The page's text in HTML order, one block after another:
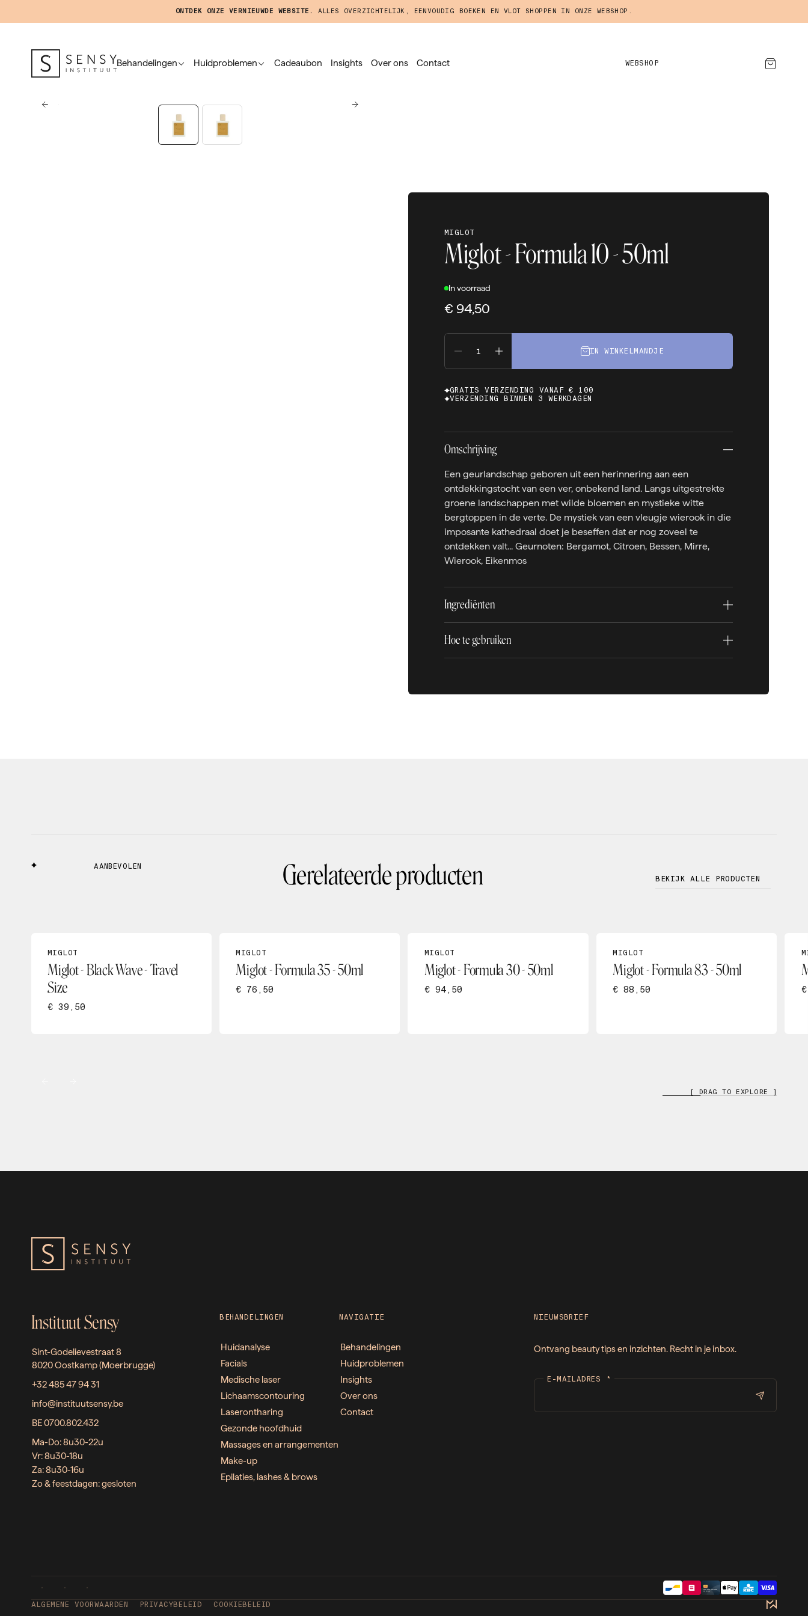
ONTDEK ONZE VERNIEUWDE WEBSITE. ALLES OVERZICHTELIJK, EENVOUDIG BOEKEN EN VLOT SHOPPEN IN ONZE WEBSHOP.
Behandelingen Huidproblemen Cadeaubon Insights Over ons Contact WEBSHOP
MIGLOT
Miglot - Formula 10 - 50ml
In voorraad
€ 94,50
IN WINKELMANDJE
GRATIS VERZENDING VANAF € 100
VERZENDING BINNEN 3 WERKDAGEN
Omschrijving
Een geurlandschap geboren uit een herinnering aan een
ontdekkingstocht van een ver, onbekend land. Langs uitgestrekte
groene landschappen met wilde bloemen en mystieke witte
bergtoppen in de verte. De mystiek van een vleugje wierook in die
imposante kathedraal doet je beseffen dat er nog zoveel te
ontdekken valt... Geurnoten: Bergamot, Citroen, Bessen, Mirre,
Wierook, Eikenmos
Ingrediënten
Hoe te gebruiken
AANBEVOLEN Gerelateerde producten BEKIJK ALLE PRODUCTEN
MIGLOT
Miglot - Black Wave - Travel
Size
€ 39,50
MIGLOT
Miglot - Formula 35 - 50ml
€ 76,50
MIGLOT
Miglot - Formula 30 - 50ml
€ 94,50
MIGLOT
Miglot - Formula 83 - 50ml
€ 88,50
[ DRAG TO EXPLORE ]
Instituut Sensy
Sint-Godelievestraat 8
8020 Oostkamp (Moerbrugge)
+32 485 47 94 31
info@instituutsensy.be
BE 0700.802.432
Ma-Do: 8u30-22u
Vr: 8u30-18u
Za: 8u30-16u
Zo & feestdagen: gesloten
BEHANDELINGEN
Huidanalyse
Facials
Medische laser
Lichaamscontouring
Laserontharing
Gezonde hoofdhuid
Massages en arrangementen
Make-up
Epilaties, lashes & brows
NAVIGATIE
Behandelingen
Huidproblemen
Insights
Over ons
Contact
NIEUWSBRIEF
Ontvang beauty tips en inzichten. Recht in je inbox.
E-MAILADRES *
ALGEMENE VOORWAARDEN PRIVACYBELEID COOKIEBELEID